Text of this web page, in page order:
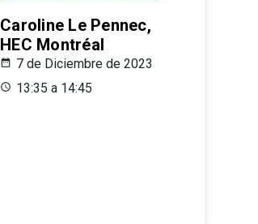
Caroline Le Pennec,
HEC Montréal
7 de Diciembre de 2023
13:35 a 14:45